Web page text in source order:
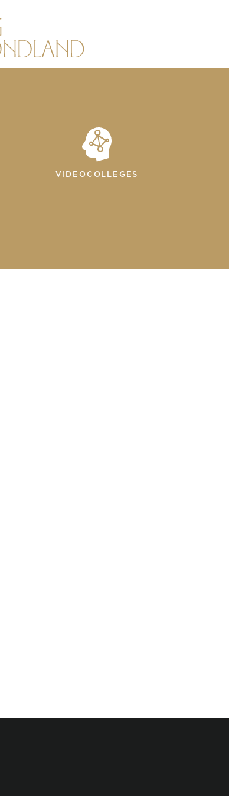
VIDEOCOLLEGES